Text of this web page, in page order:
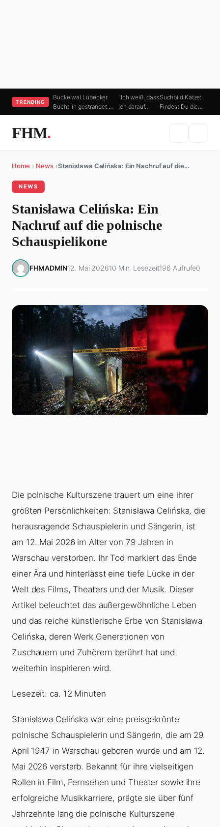
TRENDING
Buckelwal Lübecker
Bucht: in gestrandet:…
"Ich weiß, dass
ich darauf…
Suchbild Katze:
Findest Du die…
FHM.
Home › News ›Stanisława Celińska: Ein Nachruf auf die…
NEWS
Stanisława Celińska: Ein
Nachruf auf die polnische
Schauspielikone
FHMADMIN12. Mai 202610 Min. Lesezeit196 Aufrufe0
Die polnische Kulturszene trauert um eine ihrer
größten Persönlichkeiten: Stanisława Celińska, die
herausragende Schauspielerin und Sängerin, ist
am 12. Mai 2026 im Alter von 79 Jahren in
Warschau verstorben. Ihr Tod markiert das Ende
einer Ära und hinterlässt eine tiefe Lücke in der
Welt des Films, Theaters und der Musik. Dieser
Artikel beleuchtet das außergewöhnliche Leben
und das reiche künstlerische Erbe von Stanisława
Celińska, deren Werk Generationen von
Zuschauern und Zuhörern berührt hat und
weiterhin inspirieren wird.
Lesezeit: ca. 12 Minuten
Stanisława Celińska war eine preisgekrönte
polnische Schauspielerin und Sängerin, die am 29.
April 1947 in Warschau geboren wurde und am 12.
Mai 2026 verstarb. Bekannt für ihre vielseitigen
Rollen in Film, Fernsehen und Theater sowie ihre
erfolgreiche Musikkarriere, prägte sie über fünf
Jahrzehnte lang die polnische Kulturszene